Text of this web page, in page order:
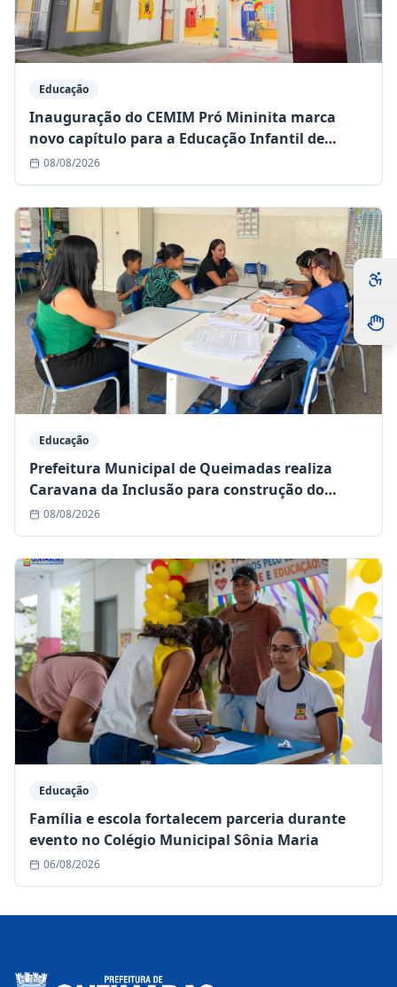
Educação
Inauguração do CEMIM Pró Mininita marca
novo capítulo para a Educação Infantil de
Queimadas
08/08/2026
Educação
Prefeitura Municipal de Queimadas realiza
Caravana da Inclusão para construção do
Plano Educacional Individualizado (PEI)
08/08/2026
Educação
Família e escola fortalecem parceria durante
evento no Colégio Municipal Sônia Maria
06/08/2026